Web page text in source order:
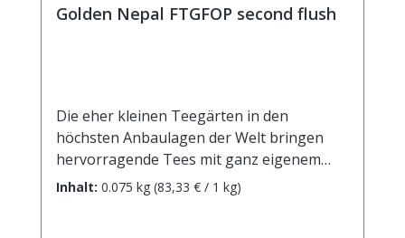
Golden Nepal FTGFOP second flush
Die eher kleinen Teegärten in den
höchsten Anbaulagen der Welt bringen
hervorragende Tees mit ganz eigenem
Charakter hervor, seit die Bauern dort
Inhalt: 0.075 kg (83,33 € / 1 kg)